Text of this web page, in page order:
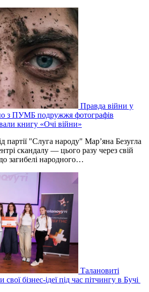
Правда війни у
з ПУМБ подружжя фотографів
книгу «Очі війни»
партії "Слуга народу" Мар’яна Безугла
скандалу — цього разу через свій
загибелі народного…
Талановиті
свої бізнес-ідеї під час пітчингу в Бучі